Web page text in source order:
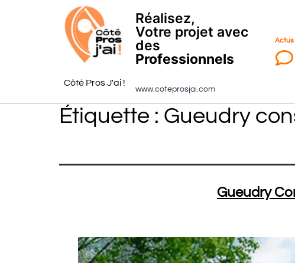
Côté Pros J'ai !
Réalisez,
Votre projet avec
des
Professionnels
www.coteprosjai.com
Actus
Étiquette : Gueudry
Gueudry